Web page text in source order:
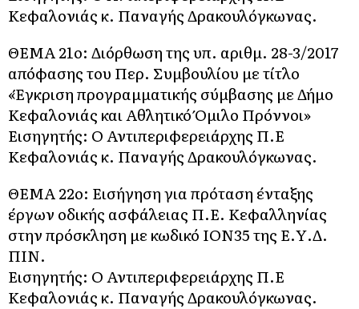
Κεφαλονιάς κ. Παναγής Δρακουλόγκωνας.
ΘΕΜΑ 21o: Διόρθωση της υπ. αριθμ. 28-3/2017
απόφασης του Περ. Συμβουλίου με τίτλο
«Έγκριση προγραμματικής σύμβασης με Δήμο
Κεφαλονιάς και Αθλητικό Όμιλο Πρόννοι»
Εισηγητής: Ο Αντιπεριφερειάρχης Π.Ε
Κεφαλονιάς κ. Παναγής Δρακουλόγκωνας.
ΘΕΜΑ 22o: Εισήγηση για πρόταση ένταξης
έργων οδικής ασφάλειας Π.Ε. Κεφαλληνίας
στην πρόσκληση με κωδικό ΙΟΝ35 της Ε.Υ.Δ.
ΠΙΝ.
Εισηγητής: Ο Αντιπεριφερειάρχης Π.Ε
Κεφαλονιάς κ. Παναγής Δρακουλόγκωνας.